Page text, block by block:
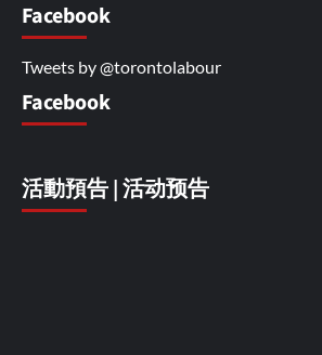
Facebook
Tweets by @torontolabour
Facebook
活動預告 | 活动预告